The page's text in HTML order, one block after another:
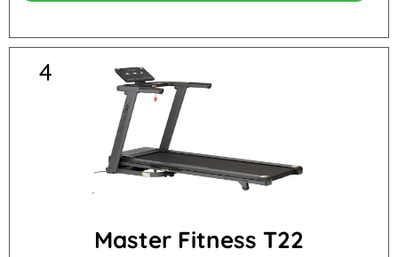
4
Master Fitness T22